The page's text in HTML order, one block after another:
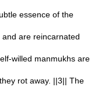
essence of the
are reincarnated
willed manmukhs are
rot away. ||3|| The